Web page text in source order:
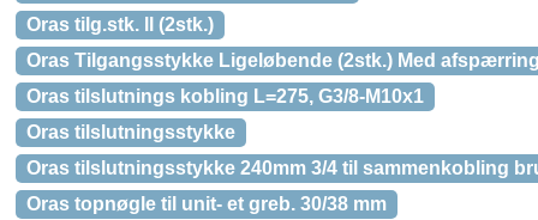
Oras tilg.stk. ll (2stk.)
Oras Tilgangsstykke Ligeløbende (2stk.) Med
Oras tilslutnings kobling L=275, G3/8-M10x1
Oras tilslutningsstykke
Oras tilslutningsstykke 240mm 3/4 til sammenkobling
Oras topnøgle til unit- et greb. 30/38 mm